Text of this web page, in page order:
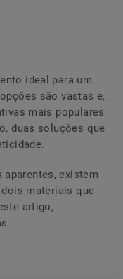
ideal para um
são vastas e,
mais populares
duas soluções que
aparentes, existem
materiais que
artigo,